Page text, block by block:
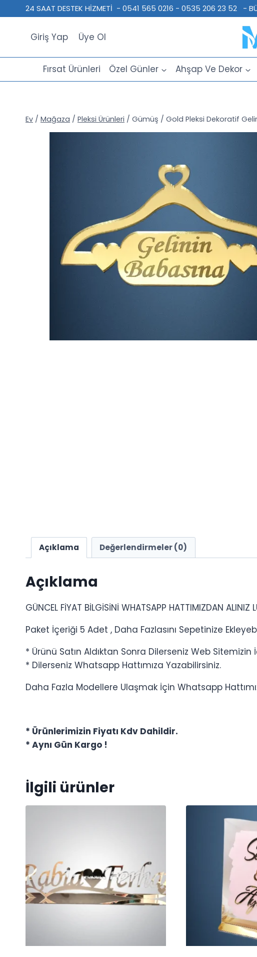
İçeriğe
geç
24 SAAT DESTEK HİZMETİ - 0541 565 0216 - 0535 206 23 52 -
Giriş Yap Üye Ol
Fırsat Ürünleri Özel Günler Ahşap Ve Dekor
Ev / Mağaza / Pleksi Ürünleri / Gümüş / Gold Pleksi Dekoratif
Açıklama Değerlendirmeler (0)
Açıklama
GÜNCEL FİYAT BİLGİSİNİ WHATSAPP HATTIMIZDAN ALINIZ
Paket İçeriği 5 Adet , Daha Fazlasını Sepetinize
* Ürünü Satın Aldıktan Sonra Dilerseniz Web
* Dilerseniz Whatsapp Hattımıza Yazabilirsiniz.
Daha Fazla Modellere Ulaşmak İçin Whatsapp
* Ürünlerimizin Fiyatı Kdv Dahildir.
* Aynı Gün Kargo !
İlgili ürünler